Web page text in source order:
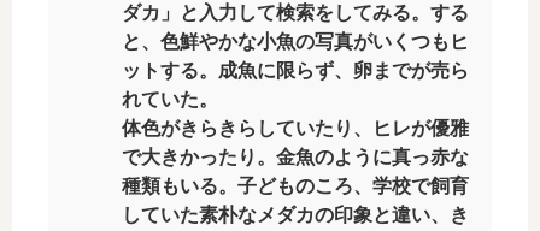
ダカ」と入力して検索をしてみる。する
と、色鮮やかな小魚の写真がいくつもヒ
ットする。成魚に限らず、卵までが売ら
れていた。
体色がきらきらしていたり、ヒレが優雅
で大きかったり。金魚のように真っ赤な
種類もいる。子どものころ、学校で飼育
していた素朴なメダカの印象と違い、き